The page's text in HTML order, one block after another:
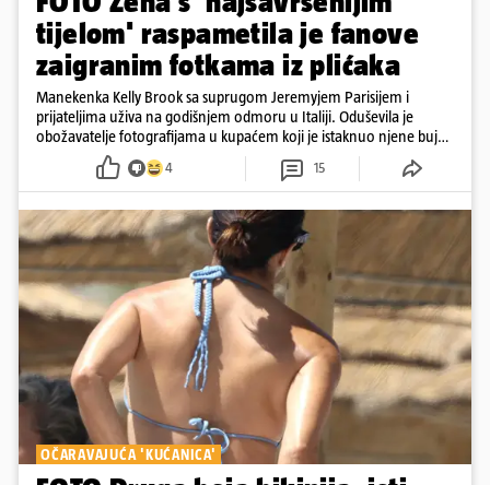
tijelom' raspametila je fanove
zaigranim fotkama iz plićaka
Manekenka Kelly Brook sa suprugom Jeremyjem Parisijem i
prijateljima uživa na godišnjem odmoru u Italiji. Oduševila je
obožavatelje fotografijama u kupaćem koji je istaknuo njene bujne
4 15
OČARAVAJUĆA 'KUĆANICA'